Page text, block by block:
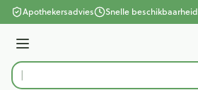
Ga naar de inhoud
Apothekersadvies Snelle beschikbaarheid
Menu
Product, merk, categorie...